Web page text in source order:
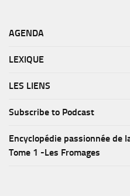
AGENDA
LEXIQUE
LES LIENS
Subscribe to Podcast
Encyclopédie passionnée de
Tome 1 -Les Fromages